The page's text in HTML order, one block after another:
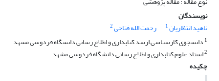
نویسندگان
ناهید انتظاریان1 رحمت الله فتاحی2
1 دانشجوی کارشناسی ارشد کتابداری و اطلاع رسانی دانشگاه فردوسی مشهد
2استاد علوم کتابداری و اطلاع رسانی دانشگاه فردوسی مشهد
چکیده